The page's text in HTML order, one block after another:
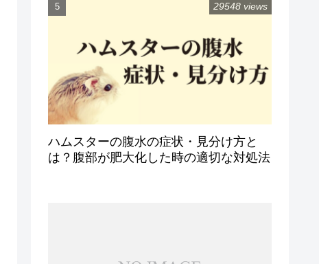
ハムスターの腹水の症状・見分け方と
は？腹部が肥大化した時の適切な対処法
29548 views